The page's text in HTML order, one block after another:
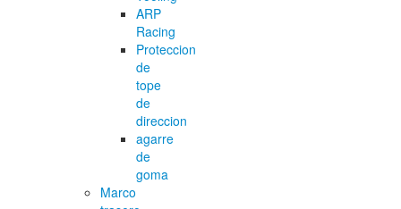
ARP
Racing
Proteccion
de
tope
de
direccion
agarre
de
goma
Marco